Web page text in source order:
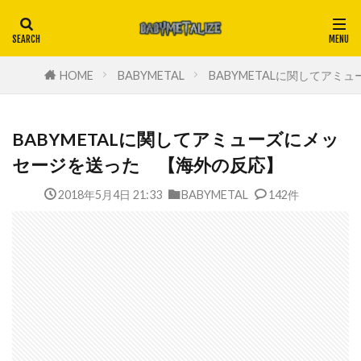
HOME BABYMETAL BABYMETALに関してアミ
BABYMETALに関してアミューズにメッ
セージを送った 【海外の反応】
2018年5月4日 21:33 BABYMETAL 142件